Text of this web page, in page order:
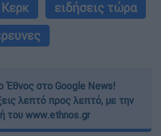
ειδήσεις τώρα
Έθνος στο Google News!
λεπτό προς λεπτό, με την
του www.ethnos.gr